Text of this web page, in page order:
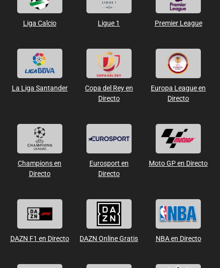
Liga Calcio Ligue 1 Premier League
La Liga Santander
Copa del Rey en
Directo
Europa League en
Directo
Champions en
Directo
Eurosport en
Directo
Moto GP en Directo
DAZN F1 en Directo DAZN Online Gratis NBA en Directo